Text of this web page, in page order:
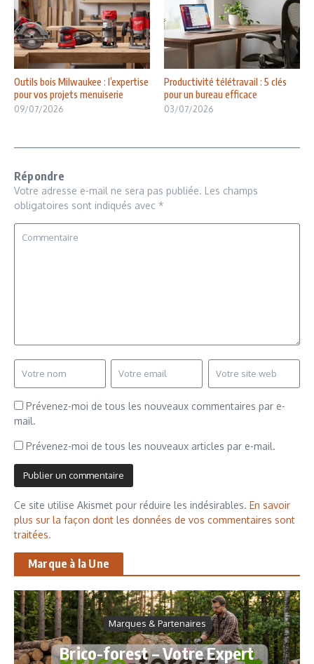
Outils bois Milwaukee : l’expertise
pour vos projets menuiserie
09/07/2026
Productivité télétravail : 5 clés
pour un bureau efficace
03/07/2026
Répondre
Votre adresse e-mail ne sera pas publiée. Les champs
obligatoires sont indiqués avec *
Prévenez-moi de tous les nouveaux commentaires par e-
mail.
Prévenez-moi de tous les nouveaux articles par e-mail.
Ce site utilise Akismet pour réduire les indésirables. En savoir
plus sur la façon dont les données de vos commentaires sont
traitées.
Marque à la Une
Marques & Partenaires
Brico-forest – Votre Expert